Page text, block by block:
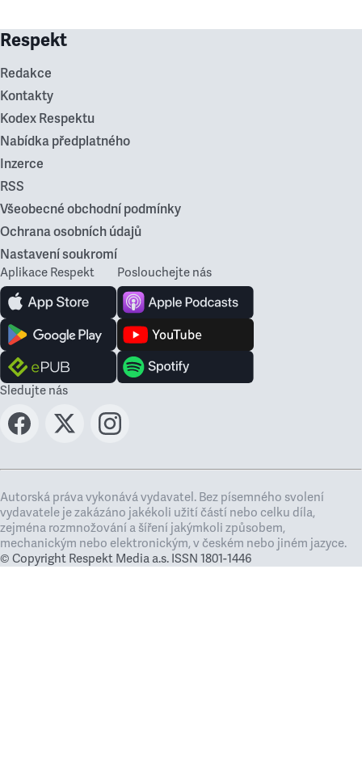
Respekt
Redakce
Kontakty
Kodex Respektu
Nabídka předplatného
Inzerce
RSS
Všeobecné obchodní podmínky
Ochrana osobních údajů
Nastavení soukromí
Aplikace Respekt Poslouchejte nás
Sledujte nás
Autorská práva vykonává vydavatel. Bez písemného svolení
vydavatele je zakázáno jakékoli užití částí nebo celku díla,
zejména rozmnožování a šíření jakýmkoli způsobem,
mechanickým nebo elektronickým, v českém nebo jiném jazyce.
© Copyright Respekt Media a.s. ISSN 1801-1446